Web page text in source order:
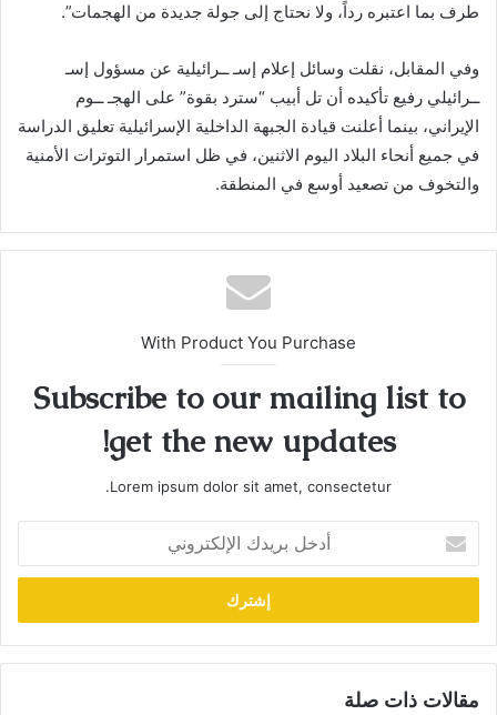
طرف بما اعتبره رداً، ولا نحتاج إلى جولة جديدة من الهجمات”.
وفي المقابل، نقلت وسائل إعلام إسـ ــرائيلية عن مسؤول إسـ
ــرائيلي رفيع تأكيده أن تل أبيب “سترد بقوة” على الهجـ ــوم
الإيراني، بينما أعلنت قيادة الجبهة الداخلية الإسرائيلية تعليق الدراسة
في جميع أنحاء البلاد اليوم الاثنين، في ظل استمرار التوترات الأمنية
والتخوف من تصعيد أوسع في المنطقة.
With Product You Purchase
Subscribe to our mailing list to
get the new updates!
Lorem ipsum dolor sit amet, consectetur.
بريدك
الإلكتروني
مقالات ذات صلة